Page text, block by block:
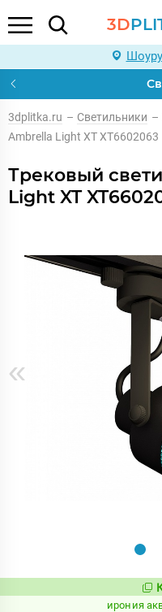
3D
3dplitka.ru – Светильники –
Ambrella Light XT XT6602063
Трековый
Light XT
«
ирония